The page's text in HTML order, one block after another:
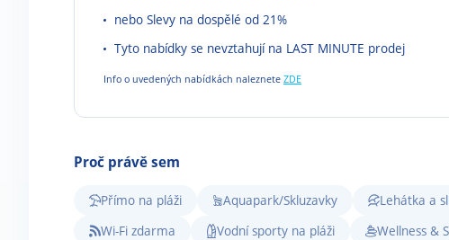
nebo Slevy na dospělé od 21%
Tyto nabídky se nevztahují na LAST MINUTE prodej
Info o uvedených nabídkách naleznete ZDE
Proč právě sem
Přímo na pláži Aquapark/Skluzavky Lehátka a
Wi-Fi zdarma
Vodní sporty na pláži Wellness &